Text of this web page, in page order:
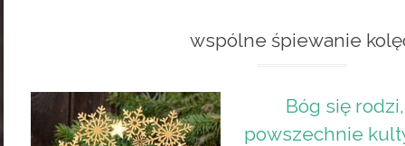
wspólne śpiewanie
Bóg się
powszechnie